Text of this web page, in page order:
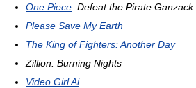
One Piece: Defeat the Pirate Ganzack
Please Save My Earth
The King of Fighters: Another Day
Zillion: Burning Nights
Video Girl Ai